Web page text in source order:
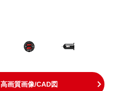
高画質画像/CAD図